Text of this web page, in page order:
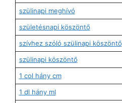
szülinapi meghívó
születésnapi köszöntő
szívhez szóló szülinapi köszöntő
szülinapi köszöntő
1 col hány cm
1 dl hány ml